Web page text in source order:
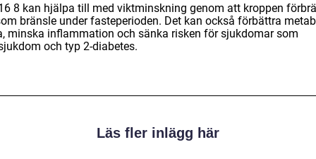
8 kan hjälpa till med viktminskning genom att kroppen
bränsle under fasteperioden. Det kan också förbättra
minska inflammation och sänka risken för sjukdomar som
och typ 2-diabetes.
Läs fler inlägg här